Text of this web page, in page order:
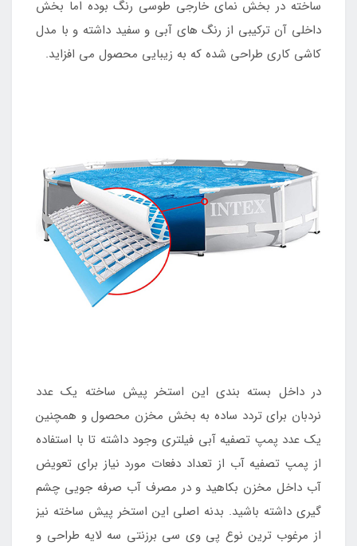
ساخته در بخش نمای خارجی طوسی رنگ بوده اما بخش
داخلی آن ترکیبی از رنگ های آبی و سفید داشته و با مدل
کاشی کاری طراحی شده که به زیبایی محصول می افزاید.
در داخل بسته بندی این استخر پیش ساخته یک عدد
نردبان برای تردد ساده به بخش مخزن محصول و همچنین
یک عدد پمپ تصفیه آبی فیلتری وجود داشته تا با استفاده
از پمپ تصفیه آب از تعداد دفعات مورد نیاز برای تعویض
آب داخل مخزن بکاهید و در مصرف آب صرفه جویی چشم
گیری داشته باشید. بدنه اصلی این استخر پیش ساخته نیز
از مرغوب ترین نوع پی وی سی برزنتی سه لایه طراحی و